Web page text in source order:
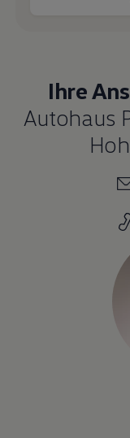
Ihre
Autohaus